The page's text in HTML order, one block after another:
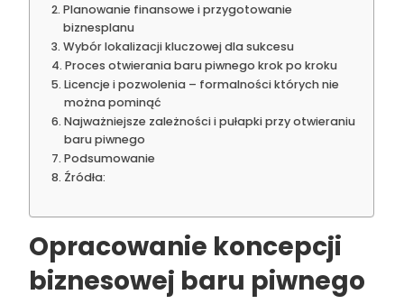
Planowanie finansowe i przygotowanie
biznesplanu
Wybór lokalizacji kluczowej dla sukcesu
Proces otwierania baru piwnego krok po kroku
Licencje i pozwolenia – formalności których nie
można pominąć
Najważniejsze zależności i pułapki przy otwieraniu
baru piwnego
Podsumowanie
Źródła:
Opracowanie koncepcji
biznesowej baru piwnego